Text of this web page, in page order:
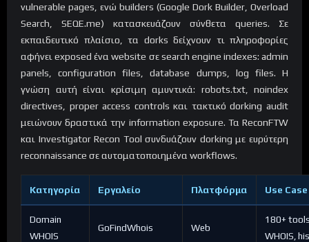
vulnerable pages, ενώ builders (Google Dork Builder, Overload
Search, SEQE.me) κατασκευάζουν σύνθετα queries. Σε
εκπαιδευτικό πλαίσιο, τα dorks δείχνουν τι πληροφορίες
αφήνει exposed ένα website σε search engine indexes: admin
panels, configuration files, database dumps, log files. Η
γνώση αυτή είναι κρίσιμη αμυντικά: robots.txt, noindex
directives, proper access controls και τακτικό dorking audit
μειώνουν δραστικά την information exposure. Τα ReconFTW
και Investigator Recon Tool συνδυάζουν dorking με ευρύτερη
reconnaissance σε αυτοματοποιημένα workflows.
Κατηγορία Εργαλείο Πλατφόρμα Use Case
Domain
WHOIS
GoFindWhois Web
180+
WHOIS,